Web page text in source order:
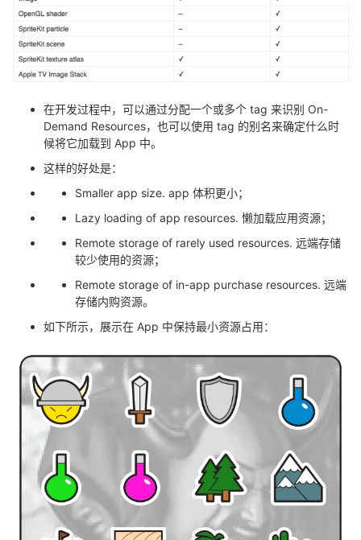
在开发过程中，可以通过分配一个或多个 tag 来识别 On-
Demand Resources，也可以使用 tag 的别名来确定什么时
候将它加载到 App 中。
这样的好处是：
Smaller app size. app 体积更小；
Lazy loading of app resources. 懒加载应用资源；
Remote storage of rarely used resources. 远端存储
较少使用的资源；
Remote storage of in-app purchase resources. 远端
存储内购资源。
如下所示，展示在 App 中保持最小资源占用：